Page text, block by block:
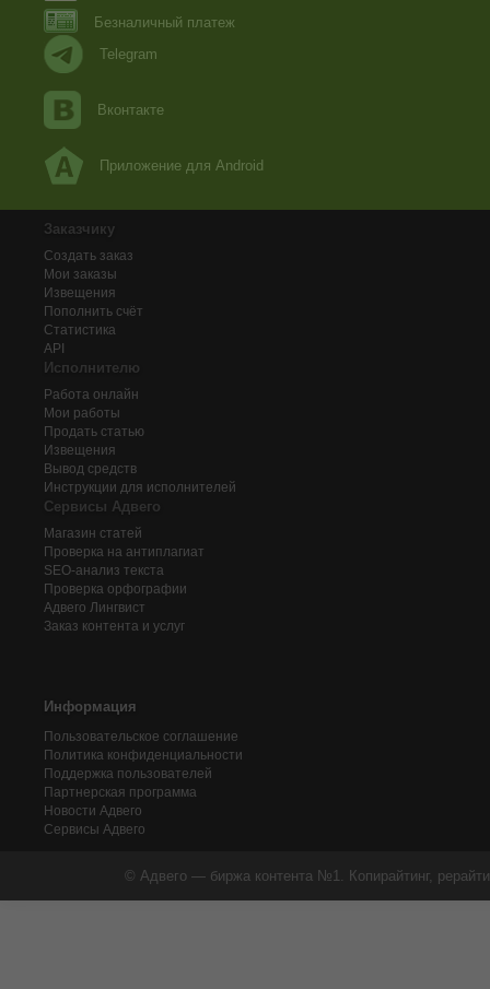
Безналичный платеж
Telegram
Вконтакте
Приложение для Android
Заказчику
Создать заказ
Мои заказы
Извещения
Пополнить счёт
Статистика
API
Исполнителю
Работа онлайн
Мои работы
Продать статью
Извещения
Вывод средств
Инструкции для исполнителей
Сервисы Адвего
Магазин статей
Проверка на антиплагиат
SEO-анализ текста
Проверка орфографии
Адвего Лингвист
Заказ контента и услуг
Информация
Пользовательское соглашение
Политика конфиденциальности
Поддержка пользователей
Партнерская программа
Новости Адвего
Сервисы Адвего
© Адвего — биржа контента №1. Копирайтинг,